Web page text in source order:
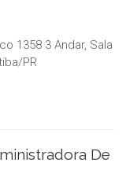
1358 3 Andar, Sala
/PR
De